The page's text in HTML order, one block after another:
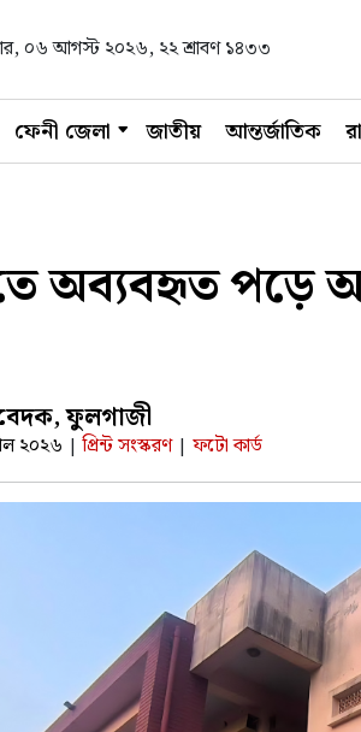
০৬ আগস্ট ২০২৬, ২২ শ্রাবণ ১৪৩৩
ফেনী জেলা জাতীয় আন্তর্জাতিক
অব্যবহৃত পড়ে
ফুলগাজী
২০২৬ | প্রিন্ট সংস্করণ | ফটো কার্ড